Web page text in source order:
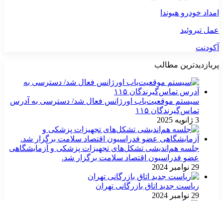
امداد خودرو هیوندا
عمل تیروئید
آکودنت
پربازدیدترین مطالب
سیستم موقعیت‌یاب اورژانس فعال شد/ دسترسی به آدرس
تماس‌گیرندگان ۱۱۵
3 ژانویه 2025
جلسه هم‌اندیشی تشکل‌های تجهیزات پزشکی و آزمایشگاهی
عضو فدراسیون اقتصاد سلامت برگزار شد.
29 نوامبر 2024
ریاست جدید اتاق بازرگانی تهران
29 نوامبر 2024